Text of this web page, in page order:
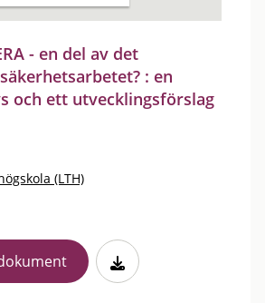
- en del av det
: en
och ett utvecklingsförslag
(LTH)